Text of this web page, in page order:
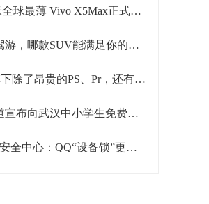
球最薄 Vivo X5Max正式发布
哪款SUV能满足你的所有预期？
贵的PS、Pr，还有这几款手机端App免费又好用
向武汉中小学生免费提供线上寒假课程
心：QQ“设备锁”更名为“登录保护”